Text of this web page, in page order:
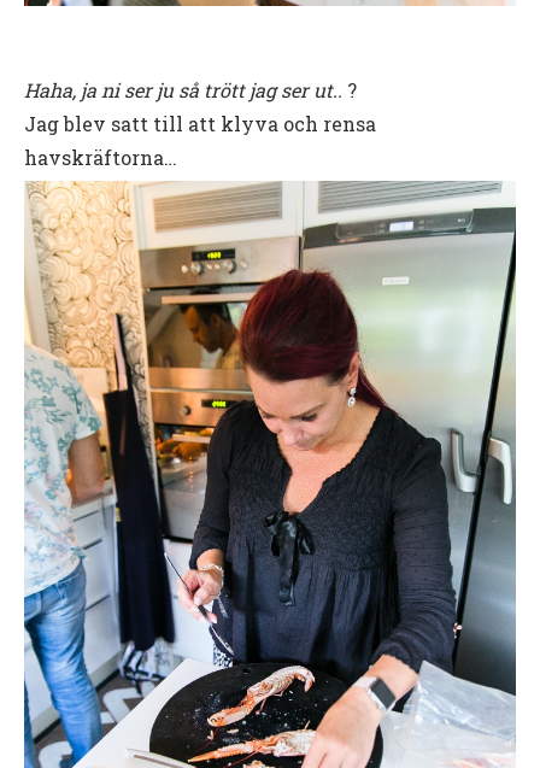
Haha, ja ni ser ju så trött jag ser ut.. ?
Jag blev satt till att klyva och rensa
havskräftorna…